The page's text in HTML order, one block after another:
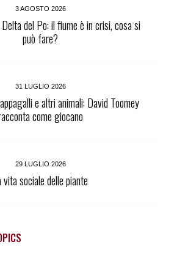
3 AGOSTO 2026
del Po: il fiume è in crisi, cosa si
può fare?
31 LUGLIO 2026
e altri animali: David Toomey
come giocano
29 LUGLIO 2026
vita sociale delle piante